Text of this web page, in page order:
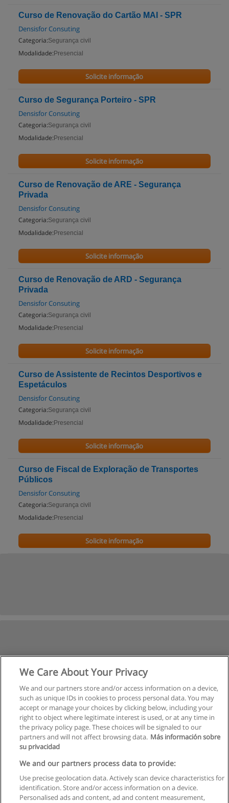
Curso de Renovação do Cartão MAI - SPR
Densisfor Consuting
Categoria:Segurança civil
Modalidade: Presencial
Solicite informação
Curso de Segurança Porteiro - SPR
Densisfor Consuting
Categoria:Segurança civil
Modalidade: Presencial
Solicite informação
Curso de Renovação de ARE - Segurança
Privada
Densisfor Consuting
Categoria:Segurança civil
Modalidade: Presencial
Solicite informação
Curso de Renovação de ARD - Segurança
Privada
Densisfor Consuting
Categoria:Segurança civil
Modalidade: Presencial
Solicite informação
Curso de Assistente de Recintos Desportivos e
Espetáculos
Densisfor Consuting
Categoria:Segurança civil
Modalidade: Presencial
Solicite informação
Curso de Fiscal de Exploração de Transportes
Públicos
Densisfor Consuting
Categoria:Segurança civil
Modalidade: Presencial
Solicite informação
Regras de uso
We Care About Your Privacy
We and our partners store and/or access information on a device,
such as unique IDs in cookies to process personal data. You may
accept or manage your choices by clicking below, including your
right to object where legitimate interest is used, or at any time in
the privacy policy page. These choices will be signaled to our
partners and will not affect browsing data. Más información sobre
su privacidad
We and our partners process data to provide:
Use precise geolocation data. Actively scan device characteristics for
identification. Store and/or access information on a device.
Personalised ads and content, ad and content measurement,